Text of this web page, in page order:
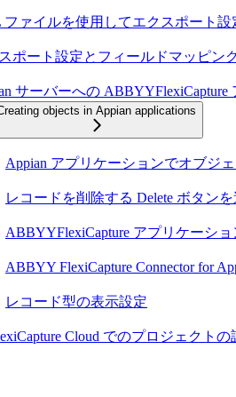
ファイルを使用してエクスポート設
ポート設定とフィールドマッピン
サーバーへの
objects in Appian applications
Appian アプリケーションでオブジ
レコードを削除する Delete ボタン
ABBYYFlexiCapture アプリケーシ
ABBYY FlexiCapture Connector for
レコード型の表示設定
Cloud でのプロジェクトの